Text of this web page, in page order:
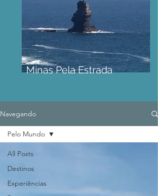
Minas Pela Estrada
Navegando
All Posts
Destinos
Experiências
Pelo Mundo